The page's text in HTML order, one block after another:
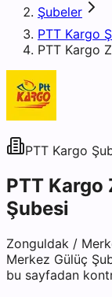
Şubeler
PTT Kargo
PTT Kargo
PTT Kargo
PTT Kargo
Şubesi
Zonguldak /
Merkez Gülüç
bu sayfadan